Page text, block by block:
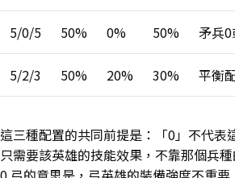
5/0/5 50% 0% 50% 矛兵
5/2/3 50% 20% 30% 平衡
這三種配置的共同前提是：「0」不代表
只需要該英雄的技能效果，不靠那個兵